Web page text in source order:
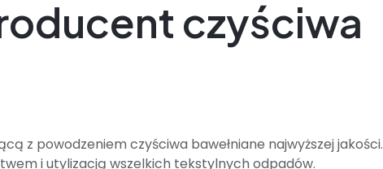
czyściwa
z powodzeniem czyściwa bawełniane najwyższej jakości.
i utylizacją wszelkich tekstylnych odpadów.